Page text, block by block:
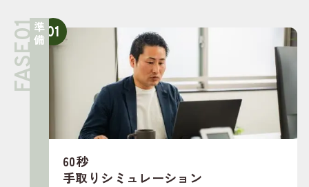
準備 01
60秒
手取りシミュレーション